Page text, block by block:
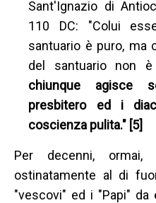
Sant'Ignazio di
110 DC: "Colui
santuario è puro, ma
del santuario non
chiunque agisce
presbitero ed i
coscienza pulita." [5]
Per decenni,
ostinatamente al di
"vescovi" ed i "Papi"